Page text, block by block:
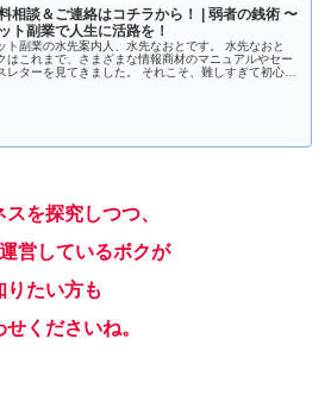
相談＆ご連絡はコチラから！ | 弱者の銭術 〜
ト副業で人生に活路を！
ト副業の水先案内人、水先なおとです。 水先なおと
はこれまで、さまざまな情報商材のマニュアルやセー
レターを見てきました。 それこそ、難しすぎて初心者
を探究しつつ、
営しているボクが
りたい方も
くださいね。